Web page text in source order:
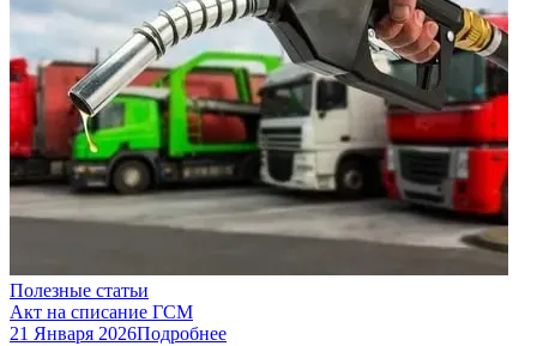
Полезные статьи
Акт на списание ГСМ
21 Января 2026Подробнее